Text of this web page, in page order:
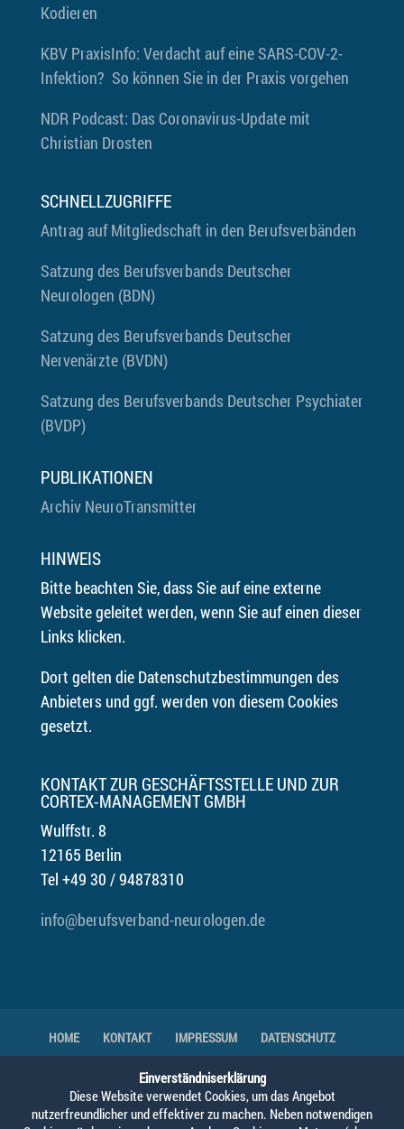
Kodieren
KBV PraxisInfo: Verdacht auf eine SARS-COV-2-
Infektion? So können Sie in der Praxis vorgehen
NDR Podcast: Das Coronavirus-Update mit
Christian Drosten
SCHNELLZUGRIFFE
Antrag auf Mitgliedschaft in den Berufsverbänden
Satzung des Berufsverbands Deutscher
Neurologen (BDN)
Satzung des Berufsverbands Deutscher
Nervenärzte (BVDN)
Satzung des Berufsverbands Deutscher Psychiater
(BVDP)
PUBLIKATIONEN
Archiv NeuroTransmitter
HINWEIS
Bitte beachten Sie, dass Sie auf eine externe
Website geleitet werden, wenn Sie auf einen dieser
Links klicken.
Dort gelten die Datenschutzbestimmungen des
Anbieters und ggf. werden von diesem Cookies
gesetzt.
KONTAKT ZUR GESCHÄFTSSTELLE UND ZUR
CORTEX-MANAGEMENT GMBH
Wulffstr. 8
12165 Berlin
Tel +49 30 / 94878310
info@berufsverband-neurologen.de
HOME KONTAKT IMPRESSUM
DATENSCHUTZ
© 2025 Berufsverband Deutscher Neurologen,
Einverständniserklärung
Diese Website verwendet Cookies, um das Angebot
nutzerfreundlicher und effektiver zu machen. Neben notwendigen